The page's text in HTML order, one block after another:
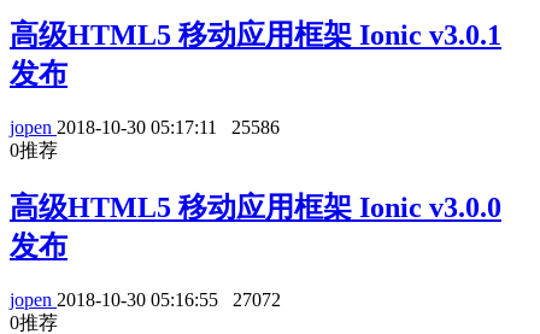
高级HTML5 移动应用框架 Ionic v3.0.1
发布
jopen 2018-10-30 05:17:11
25586
0推荐
高级HTML5 移动应用框架 Ionic v3.0.0
发布
jopen 2018-10-30 05:16:55
27072
0推荐